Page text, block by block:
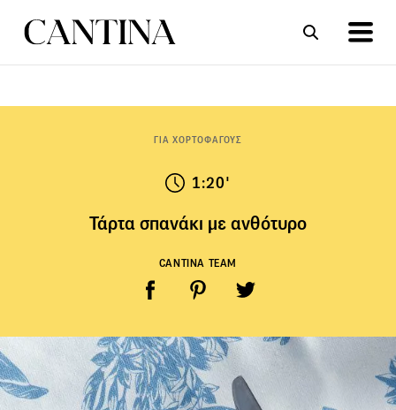
ΓΙΑ ΧΟΡΤΟΦΑΓΟΥΣ
1:20'
Τάρτα σπανάκι με ανθότυρο
CANTINA TEAM